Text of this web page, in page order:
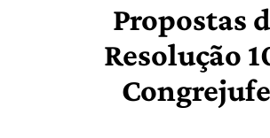
Propostas
Resolução
Congrejufe